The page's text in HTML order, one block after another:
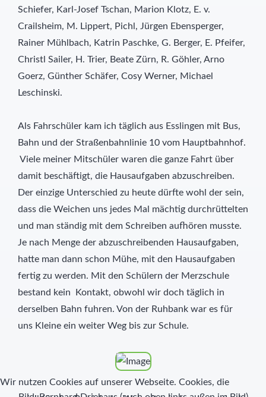
Schiefer, Karl-Josef Tschan, Marion Klotz, E. v.
Crailsheim, M. Lippert, Pichl, Jürgen Ebensperger,
Rainer Mühlbach, Katrin Paschke, G. Berger, E. Pfeifer,
Christl Sailer, H. Trier, Beate Zürn, R. Göhler, Arno
Goerz, Günther Schäfer, Cosy Werner, Michael
Leschinski.
Als Fahrschüler kam ich täglich aus Esslingen mit Bus,
Bahn und der Straßenbahnlinie 10 vom Hauptbahnhof.
Viele meiner Mitschüler waren die ganze Fahrt über
damit beschäftigt, die Hausaufgaben abzuschreiben.
Der einzige Unterschied zu heute dürfte wohl der sein,
dass die Weichen uns jedes Mal mächtig durchrüttelten
und man ständig mit dem Schreiben aufhören musste.
Je nach Menge der abzuschreibenden Hausaufgaben,
hatte man dann schon Mühe, mit den Hausaufgaben
fertig zu werden. Mit den Schülern der Merzschule
bestand kein Kontakt, obwohl wir doch täglich in
derselben Bahn fuhren. Von der Ruhbank war es für
uns Kleine ein weiter Weg bis zur Schule.
Wir nutzen Cookies auf unserer Webseite. Cookies, die